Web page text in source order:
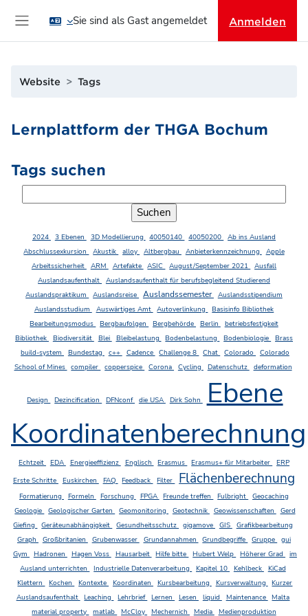
Sie sind als Gast angemeldet Anmelden
Website Tags
Lernplattform der THGA Bochum
Tags suchen
2024 3 Ebenen 3D Modellierung 40050140 40050200
Ab ins Ausland
Abschlussexkursion
Akustik alloy Altbergbau Anbieterkennzeichnung
Apple
Arbeitssicherheit
ARM Artefakte ASIC August/September 2021
Ausfall
Auslandsaufenthalt
Auslandsaufenthalt für berufsbegleitend Studierend
Auslandspraktikum
Auslandsreise Auslandssemester Auslandsstipendium
Auslandsstudium
Auswärtiges Amt Autoverlinkung
Basisinfo Bibliothek
Bearbeitungsmodus
Bergbaufolgen Bergbehörde Berlin
betriebsfestigkeit
Bibliothek
Biodiversität Blei Bleibelastung Bodenbelastung Bodenbiologie
Brass
build-system
Bundestag c++ Cadence Challenge 8 Chat Colorado
Colorado
School of Mines compiler copperspice Corona Cycling Datenschutz deformation
Design Dezincification DFNconf die USA Dirk Sohn
Ebene
Koordinatenberechnung
Echtzeit EDA Energieeffizienz Englisch Erasmus Erasmus+ für Mitarbeiter
ERP
Erste Schritte
Euskirchen FAQ Feedback Filter Flächenberechnung
Formatierung Formeln Forschung FPGA Freunde treffen Fulbright
Geocaching
Geologie
Geologischer Garten Geomonitoring Geotechnik Geowissenschaften
Gerd
Giefing
Geräteunabhängigkeit Gesundheitsschutz gigamove GIS
Grafikbearbeitung
Graph
Großbritanien Grubenwasser Grundannahmen Grundbegriffe Gruppe
gui
Gym
Hadronen Hagen Voss Hausarbeit Hilfe bitte Hubert Welp Höherer Grad
im
Ausland unterrichten
Industrielle Datenverarbeitung Kapitel 10 Kehlbeck
KiCad
Klettern
Kochen Kontexte Koordinaten Kursbearbeitung Kursverwaltung
Kurzer
Auslandsaufenthalt
Leaching Lehrbrief Lernen Lesen liquid Maintenance
Malta
material property
matlab McCloy Mechernich Media Medienproduktion